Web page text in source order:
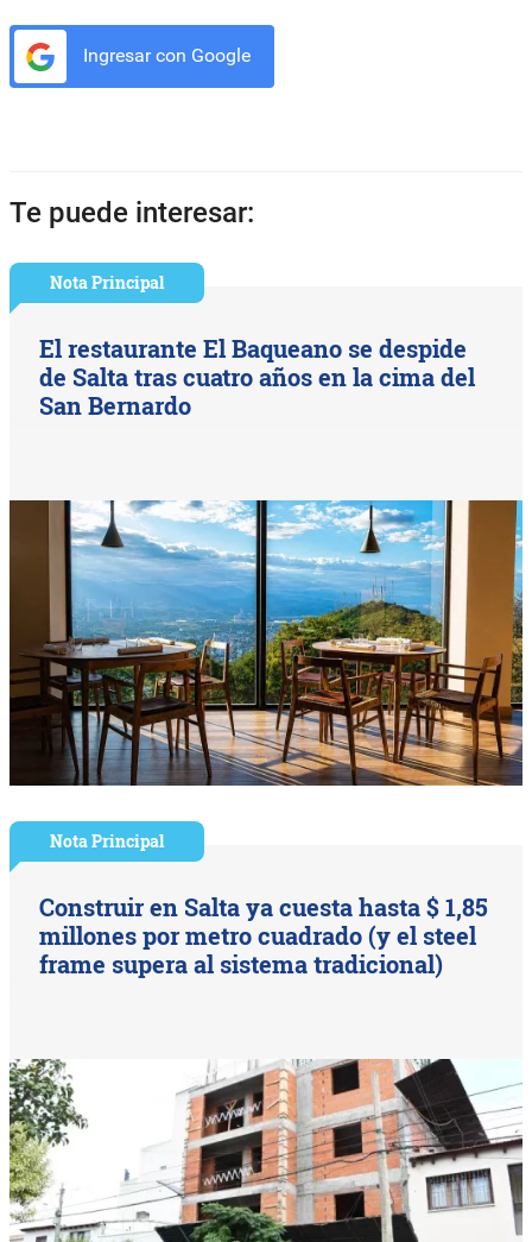
Ingresar con Google
Te puede interesar:
Nota Principal
El restaurante El Baqueano se despide
de Salta tras cuatro años en la cima del
San Bernardo
Nota Principal
Construir en Salta ya cuesta hasta $ 1,85
millones por metro cuadrado (y el steel
frame supera al sistema tradicional)